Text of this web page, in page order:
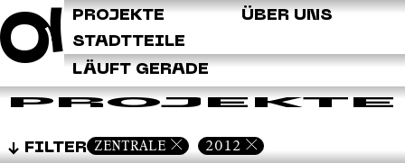
ÜBER UNS
PROJEKTE
STADTTEILE
LÄUFT GERADE
PROJEKTE
FILTER ZENTRALE 2012